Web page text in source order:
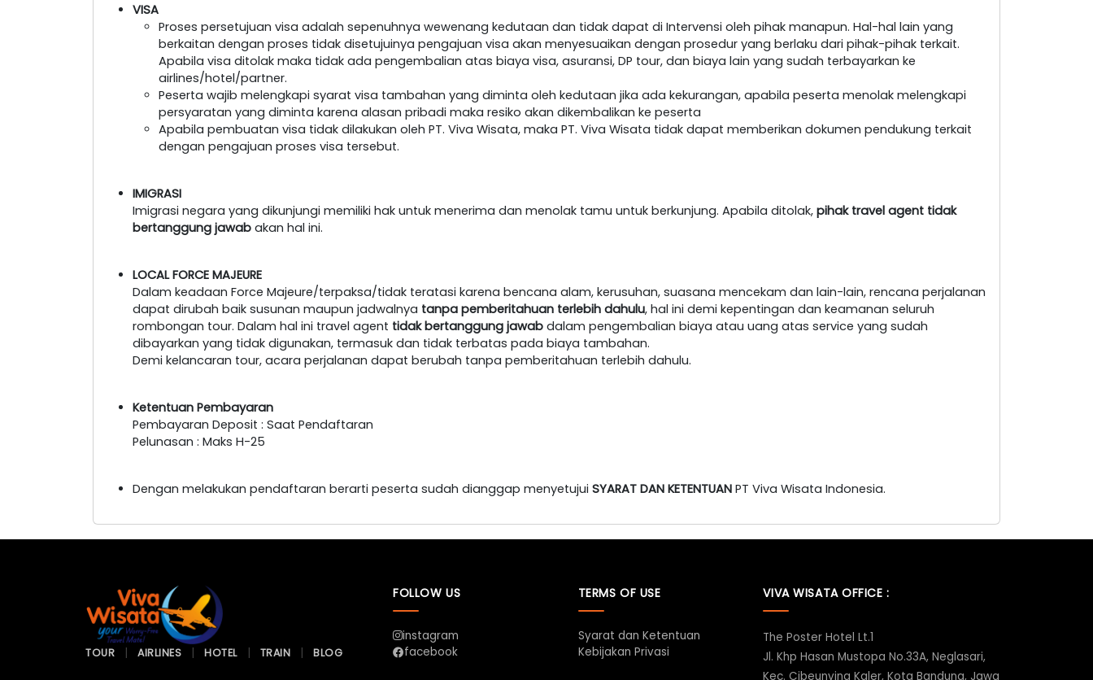
VISA
Proses persetujuan visa adalah sepenuhnya wewenang kedutaan dan tidak dapat di Intervensi oleh pihak manapun. Hal-hal lain yang
berkaitan dengan proses tidak disetujuinya pengajuan visa akan menyesuaikan dengan prosedur yang berlaku dari pihak-pihak terkait.
Apabila visa ditolak maka tidak ada pengembalian atas biaya visa, asuransi, DP tour, dan biaya lain yang sudah terbayarkan ke
airlines/hotel/partner.
Peserta wajib melengkapi syarat visa tambahan yang diminta oleh kedutaan jika ada kekurangan, apabila peserta menolak melengkapi
persyaratan yang diminta karena alasan pribadi maka resiko akan dikembalikan ke peserta
Apabila pembuatan visa tidak dilakukan oleh PT. Viva Wisata, maka PT. Viva Wisata tidak dapat memberikan dokumen pendukung terkait
dengan pengajuan proses visa tersebut.
IMIGRASI
Imigrasi negara yang dikunjungi memiliki hak untuk menerima dan menolak tamu untuk berkunjung. Apabila ditolak, pihak travel agent tidak
bertanggung jawab akan hal ini.
LOCAL FORCE MAJEURE
Dalam keadaan Force Majeure/terpaksa/tidak teratasi karena bencana alam, kerusuhan, suasana mencekam dan lain-lain, rencana perjalanan
dapat dirubah baik susunan maupun jadwalnya tanpa pemberitahuan terlebih dahulu, hal ini demi kepentingan dan keamanan seluruh
rombongan tour. Dalam hal ini travel agent tidak bertanggung jawab dalam pengembalian biaya atau uang atas service yang sudah
dibayarkan yang tidak digunakan, termasuk dan tidak terbatas pada biaya tambahan.
Demi kelancaran tour, acara perjalanan dapat berubah tanpa pemberitahuan terlebih dahulu.
Ketentuan Pembayaran
Pembayaran Deposit : Saat Pendaftaran
Pelunasan : Maks H-25
Dengan melakukan pendaftaran berarti peserta sudah dianggap menyetujui SYARAT DAN KETENTUAN PT Viva Wisata Indonesia.
TOUR AIRLINES HOTEL TRAIN BLOG
FOLLOW US
instagram
facebook
TERMS OF USE
Syarat dan Ketentuan
Kebijakan Privasi
VIVA WISATA OFFICE :
The Poster Hotel Lt.1
Jl. Khp Hasan Mustopa No.33A, Neglasari,
Kec. Cibeunying Kaler, Kota Bandung, Jawa